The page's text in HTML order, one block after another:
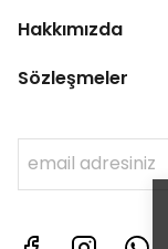
Hakkımızda
Sözleşmeler